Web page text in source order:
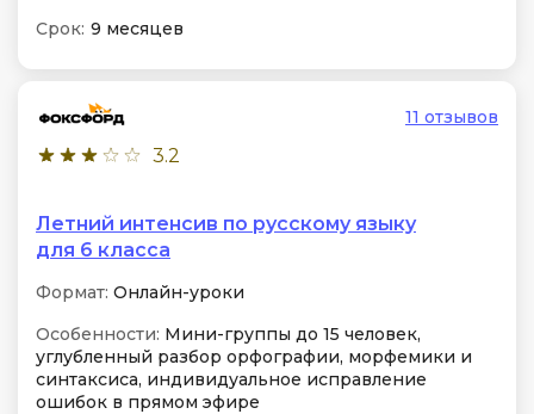
Срок: 9 месяцев
3.2
11 отзывов
Летний интенсив по русскому языку
для 6 класса
Формат: Онлайн-уроки
Особенности: Мини-группы до 15 человек,
углубленный разбор орфографии, морфемики и
синтаксиса, индивидуальное исправление
ошибок в прямом эфире